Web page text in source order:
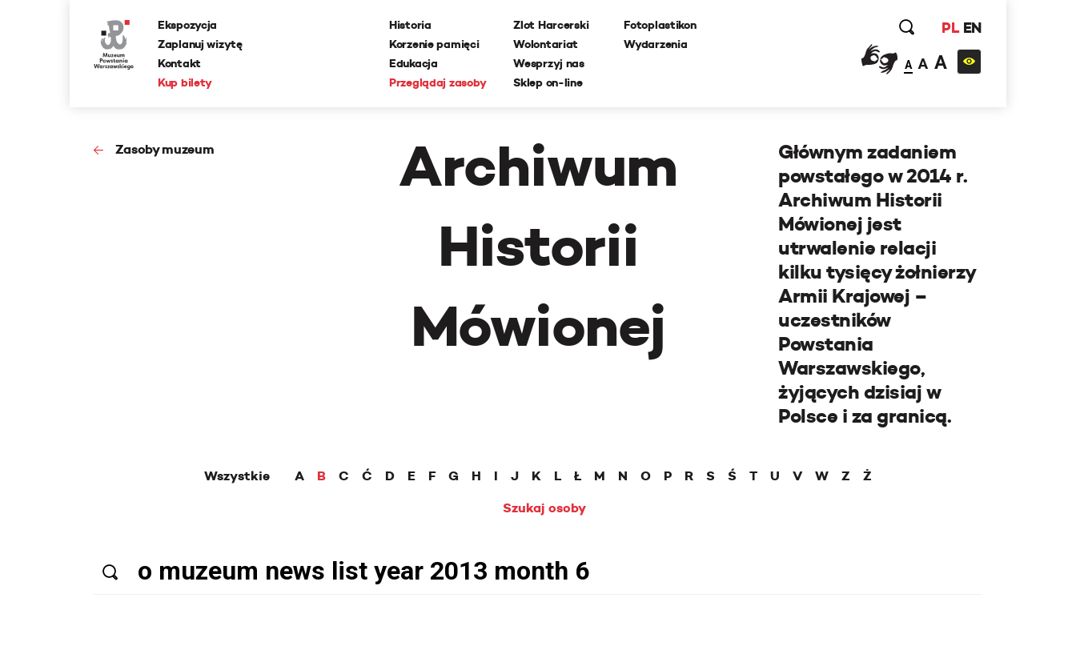
Ekspozycja
Zaplanuj wizytę
Kontakt
Kup bilety
Historia
Korzenie pamięci
Edukacja
Przeglądaj zasoby
Zlot Harcerski
Wolontariat
Wesprzyj nas
Sklep on-line
Fotoplastikon
Wydarzenia
PL EN
A A A
Zasoby muzeum
Archiwum
Historii
Mówionej
Głównym zadaniem
powstałego w 2014 r.
Archiwum Historii
Mówionej jest
utrwalenie relacji
kilku tysięcy żołnierzy
Armii Krajowej –
uczestników
Powstania
Warszawskiego,
żyjących dzisiaj w
Polsce i za granicą.
Wszystkie A B C Ć D E F G H I J K L Ł M N O P R S Ś T U V W Z
Ż
Szukaj osoby